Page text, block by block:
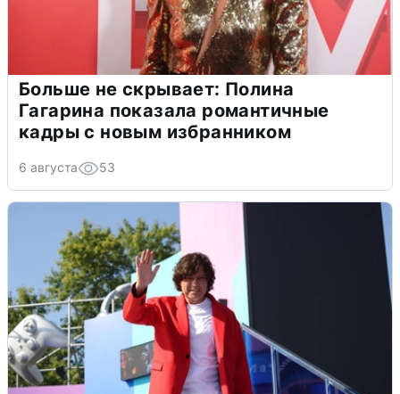
Больше не скрывает: Полина
Гагарина показала романтичные
кадры с новым избранником
6 августа 53